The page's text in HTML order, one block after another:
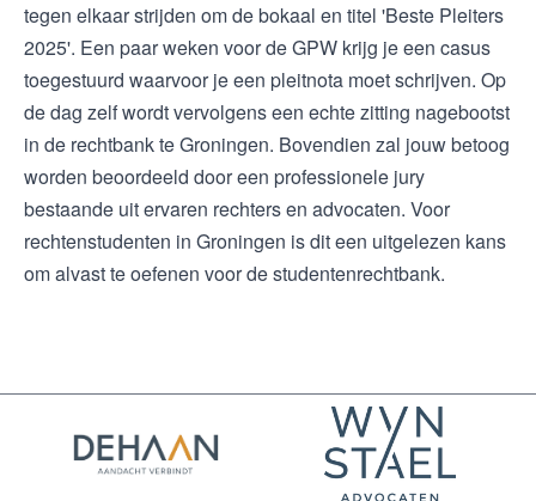
tegen elkaar strijden om de bokaal en titel 'Beste Pleiters
2025'. Een paar weken voor de GPW krijg je een casus
toegestuurd waarvoor je een pleitnota moet schrijven. Op
de dag zelf wordt vervolgens een echte zitting nagebootst
in de rechtbank te Groningen. Bovendien zal jouw betoog
worden beoordeeld door een professionele jury
bestaande uit ervaren rechters en advocaten. Voor
rechtenstudenten in Groningen is dit een uitgelezen kans
om alvast te oefenen voor de studentenrechtbank.